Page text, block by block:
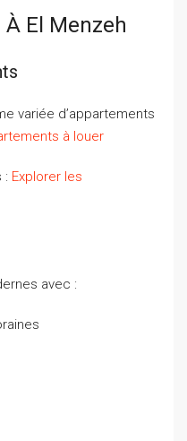
El Menzeh
variée d’appartements
à louer
: Explorer les
avec :